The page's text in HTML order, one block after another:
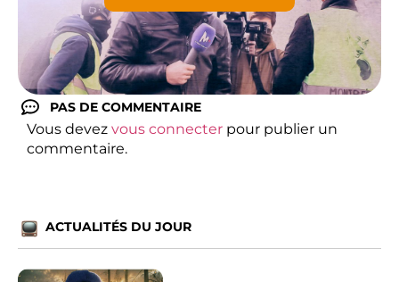
PAS DE COMMENTAIRE
Vous devez vous connecter pour publier un
commentaire.
ACTUALITÉS DU JOUR